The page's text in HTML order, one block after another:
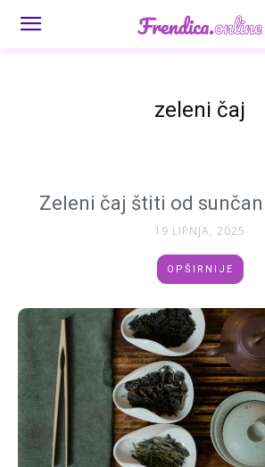
zeleni čaj
Zeleni čaj štiti od
19 LIPNJA, 2025
OPŠIRNIJE